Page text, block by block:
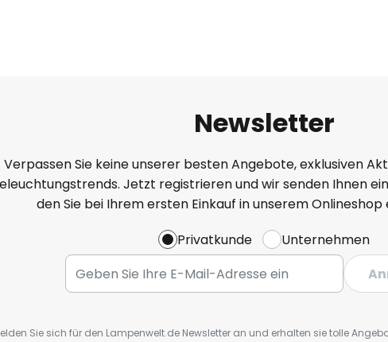
Newsletter
Verpassen Sie keine unserer besten Angebote, exklusiven
Jetzt registrieren und wir senden Ihnen
den Sie bei Ihrem ersten Einkauf in unserem Onlineshop
Privatkunde
Unternehmen
Sie sich für den Lampenwelt.de Newsletter an und erhalten sie tolle